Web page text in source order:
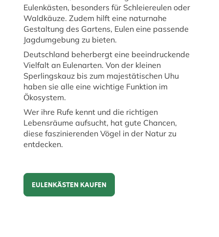
Eulenkästen, besonders für Schleiereulen oder
Waldkäuze. Zudem hilft eine naturnahe
Gestaltung des Gartens, Eulen eine passende
Jagdumgebung zu bieten.
Deutschland beherbergt eine beeindruckende
Vielfalt an Eulenarten. Von der kleinen
Sperlingskauz bis zum majestätischen Uhu
haben sie alle eine wichtige Funktion im
Ökosystem.
Wer ihre Rufe kennt und die richtigen
Lebensräume aufsucht, hat gute Chancen,
diese faszinierenden Vögel in der Natur zu
entdecken.
EULENKÄSTEN KAUFEN